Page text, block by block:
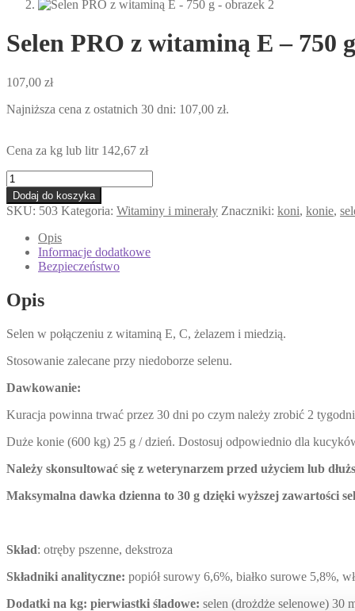
Selen PRO z witaminą E – 750 g
107,00 zł
Najniższa cena z ostatnich 30 dni: 107,00 zł.
Cena za kg lub litr 142,67 zł
ilość
Selen
PRO
z
witaminą
g
Dodaj do koszyka
SKU: 503 Kategoria: Witaminy i minerały Znaczniki: koni, konie,
Opis
Informacje dodatkowe
Bezpieczeństwo
Opis
Selen w połączeniu z witaminą E, C, żelazem i miedzią.
Stosowanie zalecane przy niedoborze selenu.
Dawkowanie:
Kuracja powinna trwać przez 30 dni po czym należy zrobić 2
Duże konie (600 kg) 25 g / dzień. Dostosuj odpowiednio dla
Należy skonsultować się z weterynarzem przed użyciem lub
Maksymalna dawka dzienna to 30 g dzięki wyższej zawartości
Skład: otręby pszenne, dekstroza
Składniki analityczne: popiół surowy 6,6%, białko surowe 5,8%,
Dodatki na kg: pierwiastki śladowe: selen (drożdże selenowe) 30